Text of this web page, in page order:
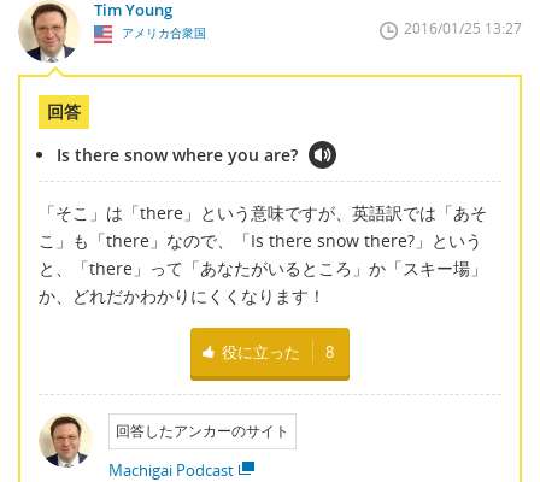
Tim Young
アメリカ合衆国 2016/01/25 13:27
回答
Is there snow where you are?
「そこ」は「there」という意味ですが、英語訳では「あそ
こ」も「there」なので、「Is there snow there?」という
と、「there」って「あなたがいるところ」か「スキー場」
か、どれだかわかりにくくなります！
役に立った 8
回答したアンカーのサイト
Machigai Podcast